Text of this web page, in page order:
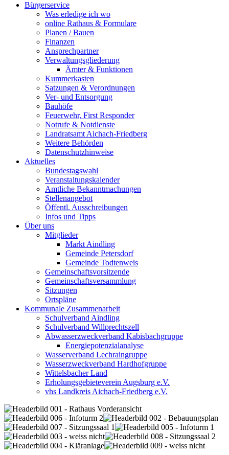
Bürgerservice
Was erledige ich wo
online Rathaus & Formulare
Planen / Bauen
Finanzen
Ansprechpartner
Verwaltungsgliederung
Ämter & Funktionen
Kummerkasten
Satzungen & Verordnungen
Ver- und Entsorgung
Bauhöfe
Feuerwehr, First Responder
Notrufe & Notdienste
Landratsamt Aichach-Friedberg
Weitere Behörden
Datenschutzhinweise
Aktuelles
Bundestagswahl
Veranstaltungskalender
Amtliche Bekanntmachungen
Stellenangebot
Öffentl. Ausschreibungen
Infos und Tipps
Über uns
Mitglieder
Markt Aindling
Gemeinde Petersdorf
Gemeinde Todtenweis
Gemeinschaftsvorsitzende
Gemeinschaftsversammlung
Sitzungen
Ortspläne
Kommunale Zusammenarbeit
Schulverband Aindling
Schulverband Willprechtszell
Abwasserzweckverband Kabisbachgruppe
Energiepotenzialanalyse
Wasserverband Lechraingruppe
Wasserzweckverband Hardhofgruppe
Wittelsbacher Land
Erholungsgebieteverein Augsburg e.V.
vhs Landkreis Aichach-Friedberg e.V.